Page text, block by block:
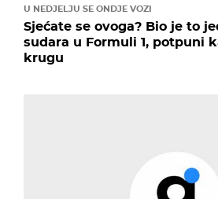
U NEDJELJU SE ONDJE VOZI
Sjećate se ovoga? Bio je to
sudara u Formuli 1, potpuni
krugu